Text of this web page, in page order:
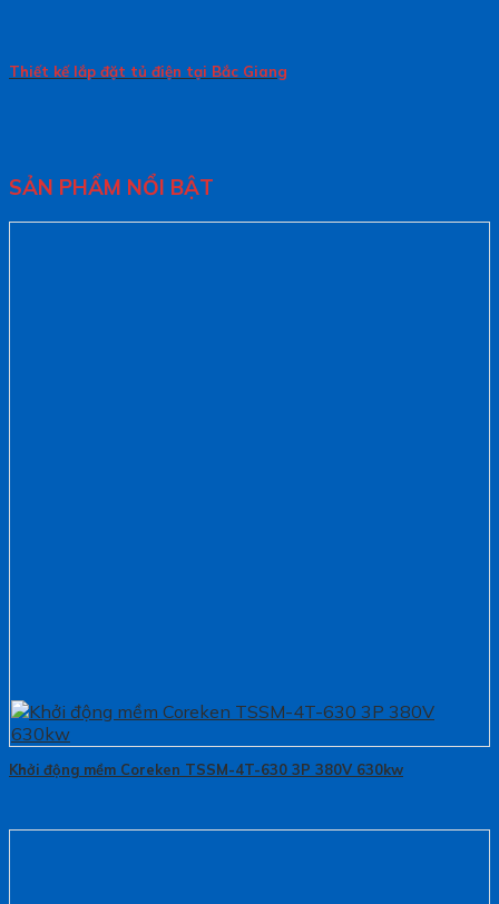
Thiết kế lắp đặt tủ điện tại Bắc Giang
SẢN PHẨM NỔI BẬT
Khởi động mềm Coreken TSSM-4T-630 3P 380V 630kw